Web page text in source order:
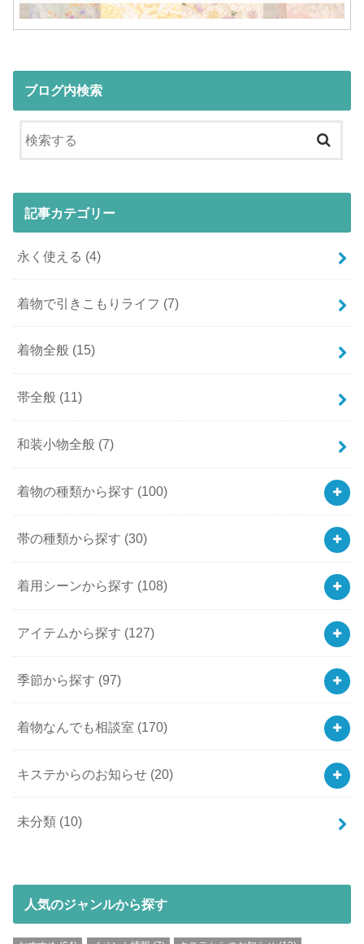
ブログ内検索
記事カテゴリー
永く使える (4)
着物で引きこもりライフ (7)
着物全般 (15)
帯全般 (11)
和装小物全般 (7)
着物の種類から探す (100)
帯の種類から探す (30)
着用シーンから探す (108)
アイテムから探す (127)
季節から探す (97)
着物なんでも相談室 (170)
キステからのお知らせ (20)
未分類 (10)
人気のジャンルから探す